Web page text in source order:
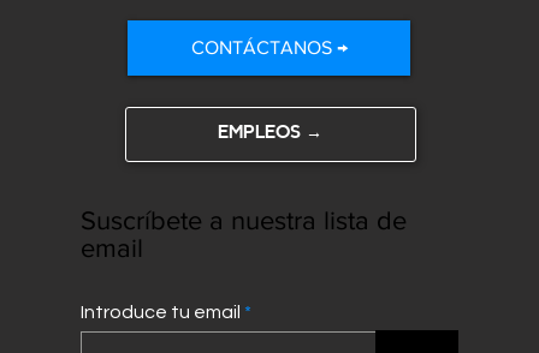
EMPLEOS →
CONTÁCTANOS →
Suscríbete a nuestra lista de
email
Introduce tu email